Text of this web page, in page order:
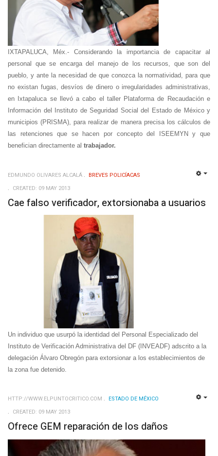
IXTAPALUCA, Méx.- Considerando la importancia de capacitar al
personal que se encarga del manejo de los recursos, que son del
pueblo, y ante la necesidad de que conozca la normatividad, para que
no existan fugas, desvíos de dinero o irregularidades administrativas,
en Ixtapaluca se llevó a cabo el taller Plataforma de Recaudación e
Información del Instituto de Seguridad Social del Estado de México y
municipios (PRISMA), para realizar de manera precisa los cálculos de
las retenciones que se hacen por concepto del ISEEMYN y que
benefician directamente al trabajador.
EDMUNDO OLIVARES ALCALÁ
BREVES POLICÍACAS
CREATED: 09 MAY 2013
Cae falso verificador, extorsionaba a usuarios
Un individuo que usurpó la identidad del Personal Especializado del
Instituto de Verificación Administrativa del DF (INVEADF) adscrito a la
delegación Álvaro Obregón para extorsionar a los establecimientos de
la zona fue detenido.
HTTP://WWW.ELPUNTOCRITICO.COM
ESTADO DE MÉXICO
CREATED: 09 MAY 2013
Ofrece GEM reparación de los daños